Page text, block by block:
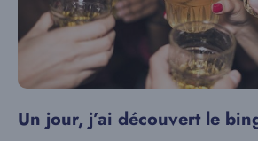
Un jour, j’ai découvert le